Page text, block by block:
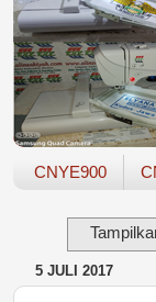
CNYE900
5 JULI 2017